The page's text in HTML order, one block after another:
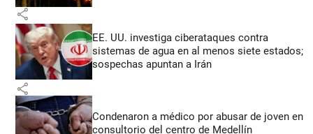
share
EE. UU. investiga ciberataques contra
sistemas de agua en al menos siete estados;
sospechas apuntan a Irán
share
Condenaron a médico por abusar de joven en
consultorio del centro de Medellín